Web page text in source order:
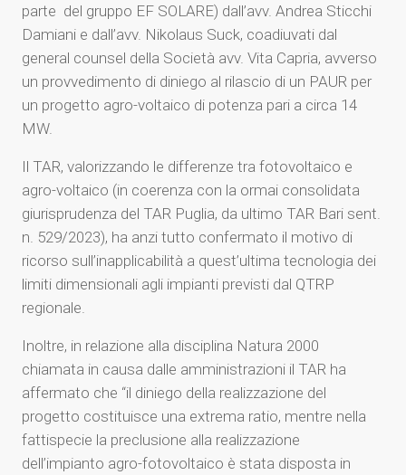
parte del gruppo EF SOLARE) dall’avv. Andrea Sticchi
Damiani e dall’avv. Nikolaus Suck, coadiuvati dal
general counsel della Società avv. Vita Capria, avverso
un provvedimento di diniego al rilascio di un PAUR per
un progetto agro-voltaico di potenza pari a circa 14
MW.
Il TAR, valorizzando le differenze tra fotovoltaico e
agro-voltaico (in coerenza con la ormai consolidata
giurisprudenza del TAR Puglia, da ultimo TAR Bari sent.
n. 529/2023), ha anzi tutto confermato il motivo di
ricorso sull’inapplicabilità a quest’ultima tecnologia dei
limiti dimensionali agli impianti previsti dal QTRP
regionale.
Inoltre, in relazione alla disciplina Natura 2000
chiamata in causa dalle amministrazioni il TAR ha
affermato che “il diniego della realizzazione del
progetto costituisce una extrema ratio, mentre nella
fattispecie la preclusione alla realizzazione
dell’impianto agro-fotovoltaico è stata disposta in